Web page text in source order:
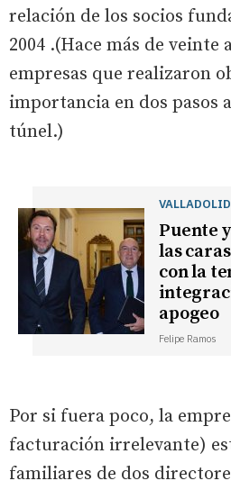
relación de los socios
2004 .(Hace más de veinte
empresas que realizaron
importancia en dos pasos
túnel.)
VALLADOLID
Puente
las
con la
apogeo
Felipe Ramos
Por si fuera poco, la
facturación irrelevante)
familiares de dos